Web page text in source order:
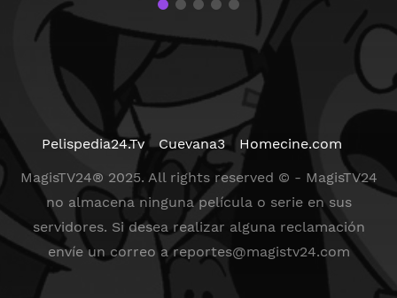
Pelispedia24.Tv Cuevana3
Homecine.com
MagisTV24® 2025. All rights reserved © - MagisTV24
no almacena ninguna película o serie en sus
servidores. Si desea realizar alguna reclamación
envíe un correo areportes@magistv24.com